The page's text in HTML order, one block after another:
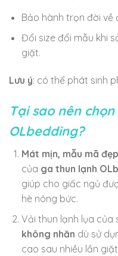
Bảo hành trọn đời về
Đổi size đổi mẫu khi
giặt.
Lưu ý: có thể phát sinh
Tại sao nên
OLbedding?
Mát mịn, mẫu mã
của ga thun lạnh
giúp cho giấc ngủ
hè nóng bức.
Vải thun lạnh lụa của
không nhăn dù sử
cao sau nhiều lần